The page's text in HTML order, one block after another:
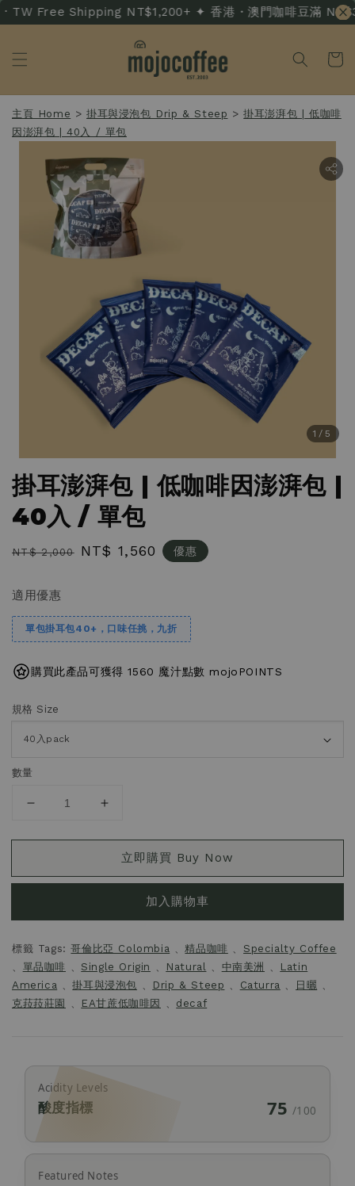
TW Free Shipping NT$1,200+ ✦ 香港・澳門咖啡豆滿
主頁 Home >掛耳與浸泡包 Drip & Steep >掛耳澎湃包 | 低咖啡
因澎湃包 | 40入 / 單包
1 /5
掛耳澎湃包 | 低咖啡因澎湃包 |
40入 / 單包
Regular
NT$ 2,000
Sale
NT$ 1,560 優惠
適用優惠
單包掛耳包40+，口味任挑，九折
購買此產品可獲得 1560 魔汁點數 mojoPOINTS
規格 Size
數量
立即購買 Buy Now
加入購物車
標籤 Tags:哥倫比亞 Colombia 、精品咖啡 、 Specialty Coffee
、 單品咖啡 、 Single Origin 、 Natural 、 中南美洲 、
Latin
America 、掛耳與浸泡包 、 Drip & Steep 、 Caturra 、 日曬 、
克菈菈莊園
、 EA甘蔗低咖啡因 、 decaf
Acidity Levels
酸度指標 75 /100
Featured Notes